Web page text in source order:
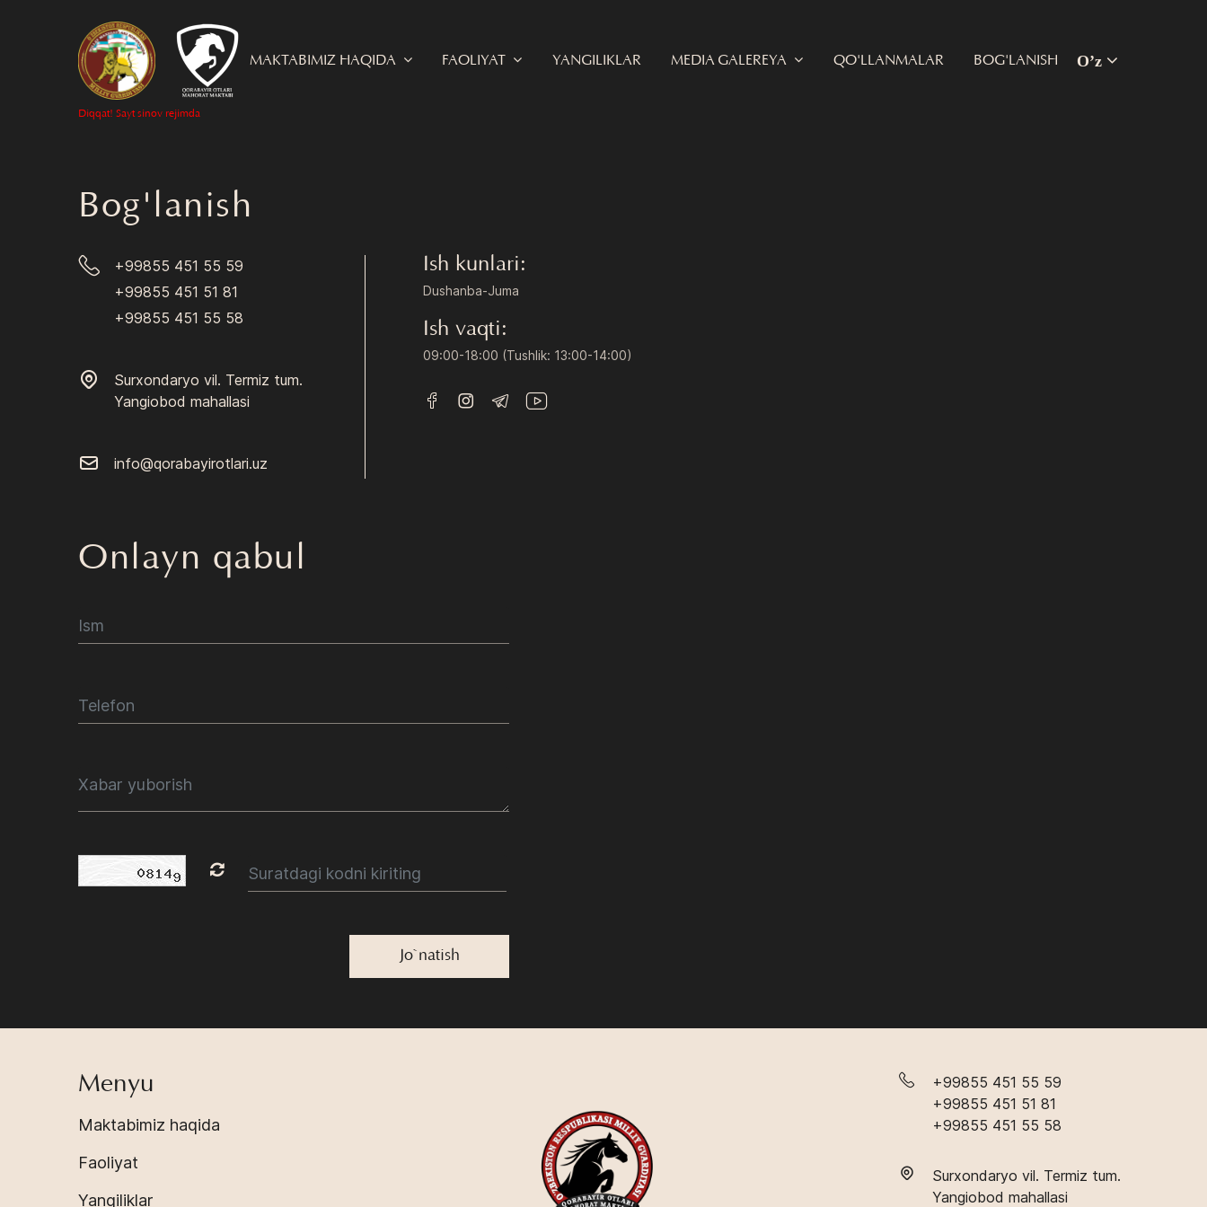
Diqqat! Sayt sinov rejimda
MAKTABIMIZ HAQIDA FAOLIYAT YANGILIKLAR MEDIA GALEREYA QO'LLANMALAR BOG'LANISH O’z
Bog'lanish
+99855 451 55 59
+99855 451 51 81
+99855 451 55 58
Surxondaryo vil. Termiz tum.
Yangiobod mahallasi
info@qorabayirotlari.uz
Ish kunlari:
Dushanba-Juma
Ish vaqti:
09:00-18:00 (Tushlik: 13:00-14:00)
Onlayn qabul
Jo`natish
Menyu
Maktabimiz haqida
Faoliyat
Yangiliklar
+99855 451 55 59
+99855 451 51 81
+99855 451 55 58
Surxondaryo vil. Termiz tum.
Yangiobod mahallasi